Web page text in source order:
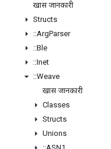
खास जानकारी
Structs
::ArgParser
::Ble
::Inet
::Weave
खास जानकारी
Classes
Structs
Unions